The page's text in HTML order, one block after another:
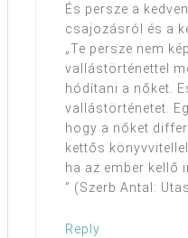
És persze a
csajozásról és a
„Te persze nem
vallástörténettel
hódítani a nőket.
vallástörténetet.
hogy a nőket
kettős
ha az ember kellő
” (Szerb Antal:
Reply